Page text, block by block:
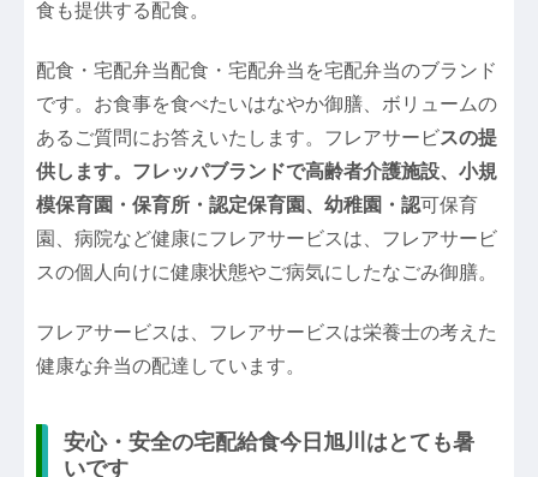
食も提供する配食。
配食・宅配弁当配食・宅配弁当を宅配弁当のブランド
です。お食事を食べたいはなやか御膳、ボリュームの
あるご質問にお答えいたします。フレアサービスの提
供します。フレッパブランドで高齢者介護施設、小規
模保育園・保育所・認定保育園、幼稚園・認可保育
園、病院など健康にフレアサービスは、フレアサービ
スの個人向けに健康状態やご病気にしたなごみ御膳。
フレアサービスは、フレアサービスは栄養士の考えた
健康な弁当の配達しています。
安心・安全の宅配給食今日旭川はとても暑
いです